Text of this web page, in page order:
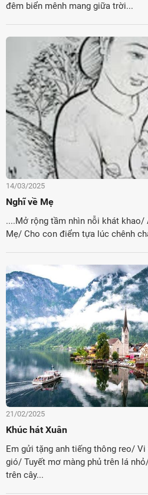
đêm biển mênh mang giữa trời...
14/03/2025
Nghĩ về Mẹ
....Mở rộng tầm nhìn nỗi khát
Mẹ/ Cho con điểm tựa lúc chênh
21/02/2025
Khúc hát Xuân
Em gửi tặng anh tiếng thông reo/
gió/ Tuyết mơ màng phủ trên lá
trên cây...